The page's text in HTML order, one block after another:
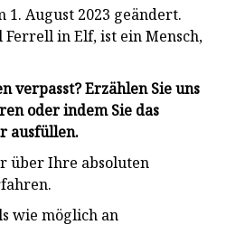
August 2023 geändert.
in Elf, ist ein Mensch,
verpasst? Erzählen Sie uns
oder indem Sie das
ausfüllen.
über Ihre absoluten
wie möglich an